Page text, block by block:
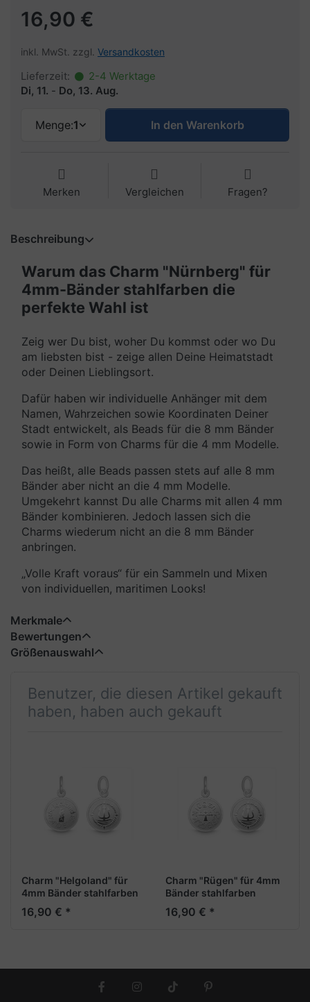
16,90 €
inkl. MwSt. zzgl. Versandkosten
Lieferzeit:
2-4 Werktage
Di, 11. - Do, 13. Aug.
Menge:1 In den Warenkorb
Merken Vergleichen Fragen?
Beschreibung
Warum das Charm "Nürnberg" für
4mm-Bänder stahlfarben die
perfekte Wahl ist
Zeig wer Du bist, woher Du kommst oder wo Du
am liebsten bist - zeige allen Deine Heimatstadt
oder Deinen Lieblingsort.
Dafür haben wir individuelle Anhänger mit dem
Namen, Wahrzeichen sowie Koordinaten Deiner
Stadt entwickelt, als Beads für die 8 mm Bänder
sowie in Form von Charms für die 4 mm Modelle.
Das heißt, alle Beads passen stets auf alle 8 mm
Bänder aber nicht an die 4 mm Modelle.
Umgekehrt kannst Du alle Charms mit allen 4 mm
Bänder kombinieren. Jedoch lassen sich die
Charms wiederum nicht an die 8 mm Bänder
anbringen.
„Volle Kraft voraus“ für ein Sammeln und Mixen
von individuellen, maritimen Looks!
Merkmale
Bewertungen
Größenauswahl
Benutzer, die diesen Artikel gekauft
haben, haben auch gekauft
Charm "Helgoland" für
4mm Bänder stahlfarben
16,90 € *
Charm "Rügen" für 4mm
Bänder stahlfarben
16,90 € *